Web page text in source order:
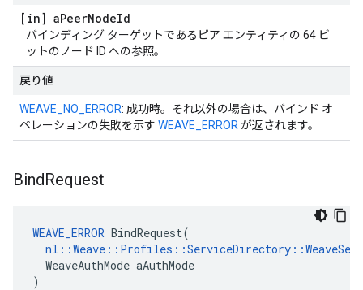
[in] aPeerNodeId
バインディング ターゲットであるピア エンティティの 64 ビ
ットのノード ID への参照。
戻り値
WEAVE_NO_ERROR: 成功時。それ以外の場合は、バインド オ
ペレーションの失敗を示す WEAVE_ERROR が返されます。
BindRequest
WEAVE_ERROR BindRequest(
  WeaveAuthMode aAuthMode
)